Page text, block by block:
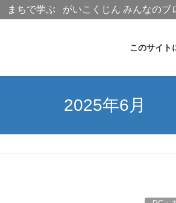
このサイト
2025年6月
まちで学ぶ がいこくじん みんなのブ